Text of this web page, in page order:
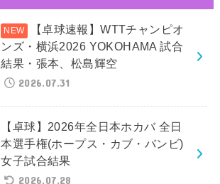
【卓球速報】WTTチャンピオ
ンズ・横浜2026 YOKOHAMA 試合
結果・張本、松島輝空
2026.07.31
【卓球】2026年全日本ホカバ 全日
本選手権(ホープス・カブ・バンビ)
女子試合結果
2026.07.28